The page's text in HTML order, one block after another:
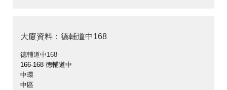
大廈資料：德輔道中168
德輔道中168
166-168 德輔道中
中環
中區